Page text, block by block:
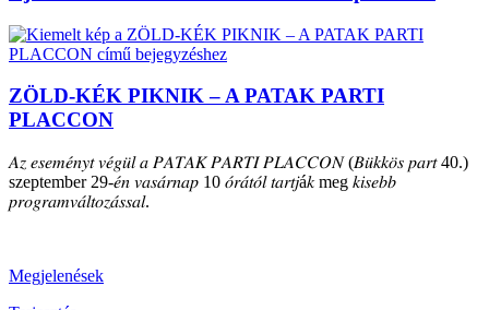
ZÖLD-KÉK PIKNIK – A PATAK PARTI
PLACCON
𝐴𝑧 𝑒𝑠𝑒𝑚𝑒́𝑛𝑦𝑡 𝑣𝑒́𝑔𝑢̈𝑙 𝑎 𝑃𝐴𝑇𝐴𝐾 𝑃𝐴𝑅𝑇𝐼 𝑃𝐿𝐴𝐶𝐶𝑂𝑁 (𝐵𝑢̈𝑘𝑘𝑜̈𝑠 𝑝𝑎𝑟𝑡 40.)
szeptember 29-𝑒́𝑛 𝑣𝑎𝑠𝑎́𝑟𝑛𝑎𝑝 10 𝑜́𝑟𝑎́𝑡𝑜́𝑙 𝑡𝑎𝑟𝑡𝑗á𝑘 meg 𝑘𝑖𝑠𝑒𝑏𝑏
𝑝𝑟𝑜𝑔𝑟𝑎𝑚𝑣𝑎́𝑙𝑡𝑜𝑧𝑎́𝑠𝑠𝑎𝑙.
Megjelenések